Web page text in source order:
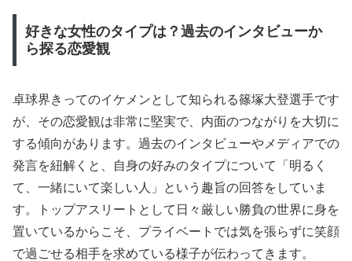
好きな女性のタイプは？過去のインタビューか
ら探る恋愛観
卓球界きってのイケメンとして知られる篠塚大登選手です
が、その恋愛観は非常に堅実で、内面のつながりを大切に
する傾向があります。過去のインタビューやメディアでの
発言を紐解くと、自身の好みのタイプについて「明るく
て、一緒にいて楽しい人」という趣旨の回答をしていま
す。トップアスリートとして日々厳しい勝負の世界に身を
置いているからこそ、プライベートでは気を張らずに笑顔
で過ごせる相手を求めている様子が伝わってきます。